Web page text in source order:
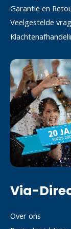
Garantie en
Veelgestelde
Via-
Over ons